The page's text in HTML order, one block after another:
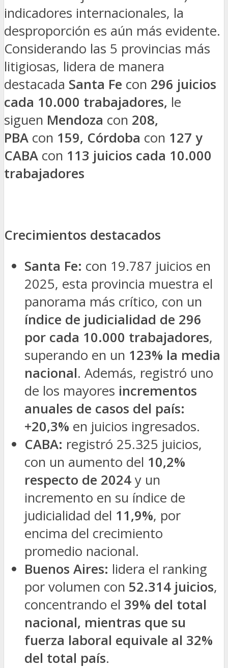
indicadores internacionales, la
desproporción es aún más evidente.
Considerando las 5 provincias más
litigiosas, lidera de manera
destacada Santa Fe con 296 juicios
cada 10.000 trabajadores, le
siguen Mendoza con 208,
PBA con 159, Córdoba con 127 y
CABA con 113 juicios cada 10.000
trabajadores
Crecimientos destacados
Santa Fe: con 19.787 juicios en
2025, esta provincia muestra el
panorama más crítico, con un
índice de judicialidad de 296
por cada 10.000 trabajadores,
superando en un 123% la media
nacional. Además, registró uno
de los mayores incrementos
anuales de casos del país:
+20,3% en juicios ingresados.
CABA: registró 25.325 juicios,
con un aumento del 10,2%
respecto de 2024 y un
incremento en su índice de
judicialidad del 11,9%, por
encima del crecimiento
promedio nacional.
Buenos Aires: lidera el ranking
por volumen con 52.314 juicios,
concentrando el 39% del total
nacional, mientras que su
fuerza laboral equivale al 32%
del total país.